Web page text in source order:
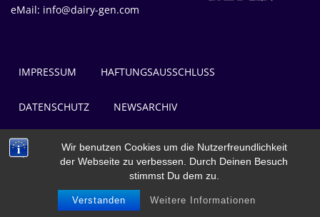
Wir benutzen Cookies um die Nutzerfreundlichkeit
der Webseite zu verbessen. Durch Deinen Besuch
stimmst Du dem zu.
Verstanden Weitere Informationen
eMail: info@dairy-gen.com
IMPRESSUM HAFTUNGSAUSSCHLUSS
DATENSCHUTZ NEWSARCHIV
BERATUNG & KONTAKT